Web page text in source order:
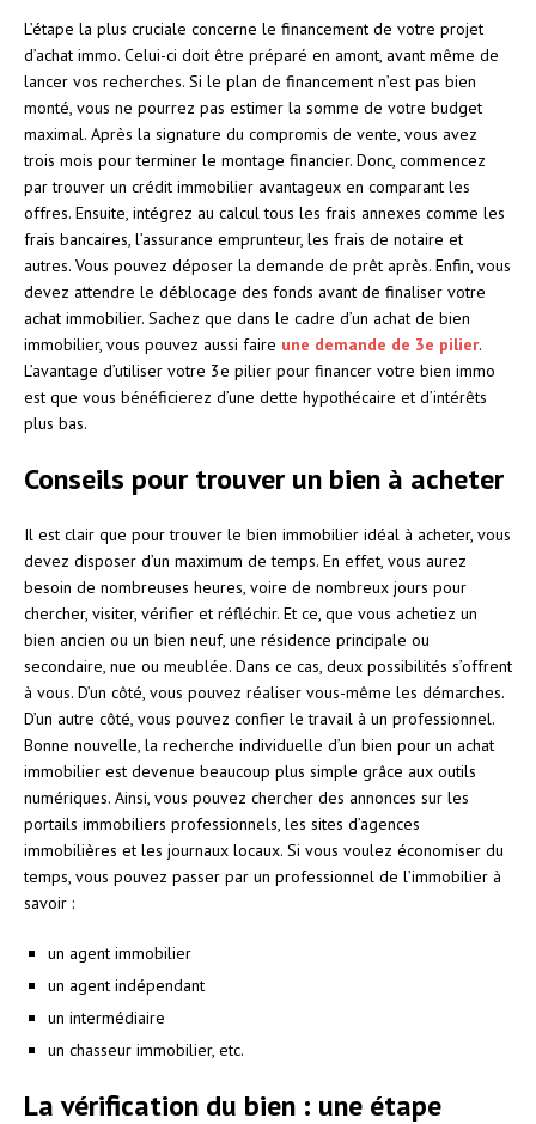
L’étape la plus cruciale concerne le financement de votre projet
d’achat immo. Celui-ci doit être préparé en amont, avant même de
lancer vos recherches. Si le plan de financement n’est pas bien
monté, vous ne pourrez pas estimer la somme de votre budget
maximal. Après la signature du compromis de vente, vous avez
trois mois pour terminer le montage financier. Donc, commencez
par trouver un crédit immobilier avantageux en comparant les
offres. Ensuite, intégrez au calcul tous les frais annexes comme les
frais bancaires, l’assurance emprunteur, les frais de notaire et
autres. Vous pouvez déposer la demande de prêt après. Enfin, vous
devez attendre le déblocage des fonds avant de finaliser votre
achat immobilier. Sachez que dans le cadre d’un achat de bien
immobilier, vous pouvez aussi faire une demande de 3e pilier.
L’avantage d’utiliser votre 3e pilier pour financer votre bien immo
est que vous bénéficierez d’une dette hypothécaire et d’intérêts
plus bas.
Conseils pour trouver un bien à acheter
Il est clair que pour trouver le bien immobilier idéal à acheter, vous
devez disposer d’un maximum de temps. En effet, vous aurez
besoin de nombreuses heures, voire de nombreux jours pour
chercher, visiter, vérifier et réfléchir. Et ce, que vous achetiez un
bien ancien ou un bien neuf, une résidence principale ou
secondaire, nue ou meublée. Dans ce cas, deux possibilités s’offrent
à vous. D’un côté, vous pouvez réaliser vous-même les démarches.
D’un autre côté, vous pouvez confier le travail à un professionnel.
Bonne nouvelle, la recherche individuelle d’un bien pour un achat
immobilier est devenue beaucoup plus simple grâce aux outils
numériques. Ainsi, vous pouvez chercher des annonces sur les
portails immobiliers professionnels, les sites d’agences
immobilières et les journaux locaux. Si vous voulez économiser du
temps, vous pouvez passer par un professionnel de l’immobilier à
savoir :
un agent immobilier
un agent indépendant
un intermédiaire
un chasseur immobilier, etc.
La vérification du bien : une étape